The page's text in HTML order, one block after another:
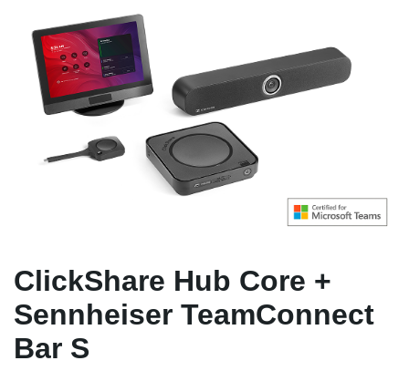
ClickShare Hub Core +
Sennheiser TeamConnect
Bar S